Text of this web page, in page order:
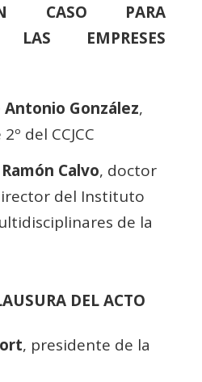
CASO PARA
LAS EMPRESES
Antonio González,
del CCJCC
Calvo, doctor
del Instituto
de la
DEL ACTO
, presidente de la